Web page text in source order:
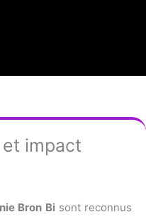
impact
Bron Bi sont reconnus